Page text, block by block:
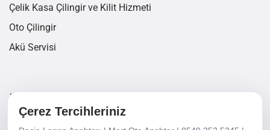
Çelik Kasa Çilingir ve Kilit Hizmeti
Oto Çilingir
Akü Servisi
Çerez Tercihleriniz